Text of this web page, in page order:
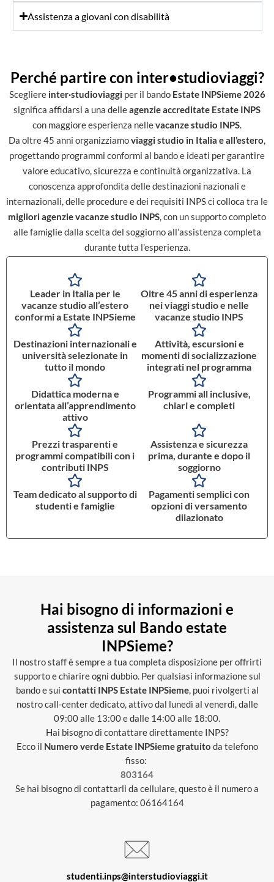
Assistenza a giovani con disabilità
Perché partire con inter•studioviaggi?
Scegliere inter·studioviaggi per il bando Estate INPSieme 2026
significa affidarsi a una delleagenzie accreditate Estate INPS
con maggiore esperienza nellevacanze studio INPS.
Da oltre 45 anni organizziamoviaggi studio in Italia e all’estero,
progettando programmi conformi al bando e ideati per garantire
valore educativo, sicurezza e continuità organizzativa. La
conoscenza approfondita delle destinazioni nazionali e
internazionali, delle procedure e dei requisiti INPS ci colloca tra le
migliori agenzie vacanze studio INPS, con un supporto completo
alle famiglie dalla scelta del soggiorno all’assistenza completa
durante tutta l’esperienza.
Leader in Italia per le
vacanze studio all’estero
conformi a Estate INPSieme
Oltre 45 anni di esperienza
nei viaggi studio e nelle
vacanze studio INPS
Destinazioni internazionali e
università selezionate in
tutto il mondo
Attività, escursioni e
momenti di socializzazione
integrati nel programma
Didattica moderna e
orientata all’apprendimento
attivo
Programmi all inclusive,
chiari e completi
Prezzi trasparenti e
programmi compatibili con i
contributi INPS
Assistenza e sicurezza
prima, durante e dopo il
soggiorno
Team dedicato al supporto di
studenti e famiglie
Pagamenti semplici con
opzioni di versamento
dilazionato
Hai bisogno di informazioni e
assistenza sul Bando estate
INPSieme?
Il nostro staff è sempre a tua completa disposizione per offrirti
supporto e chiarire ogni dubbio. Per qualsiasi informazione sul
bando e sui contatti INPS Estate INPSieme, puoi rivolgerti al
nostro call-center dedicato, attivo dal lunedì al venerdì, dalle
09:00 alle 13:00 e dalle 14:00 alle 18:00.
Hai bisogno di contattare direttamente INPS?
Ecco il Numero verde Estate INPSieme gratuito da telefono
fisso:
803164
Se hai bisogno di contattarli da cellulare, questo è il numero a
pagamento: 06164164
studenti.inps@interstudioviaggi.it